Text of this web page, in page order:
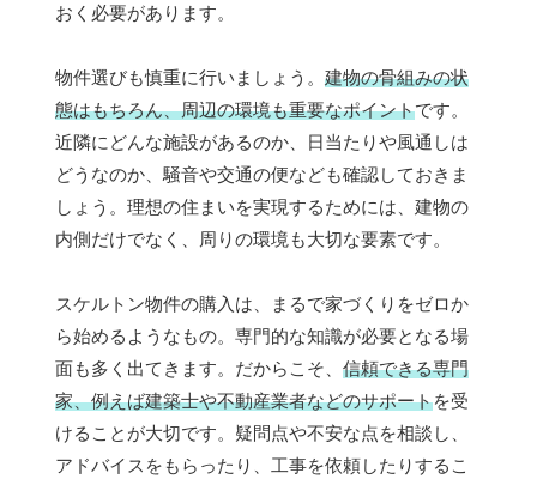
おく必要があります。
物件選びも慎重に行いましょう。 建物の骨組みの状
態はもちろん、周辺の環境も重要なポイントです。
近隣にどんな施設があるのか、日当たりや風通しは
どうなのか、騒音や交通の便なども確認しておきま
しょう。理想の住まいを実現するためには、建物の
内側だけでなく、周りの環境も大切な要素です。
スケルトン物件の購入は、まるで家づくりをゼロか
ら始めるようなもの。専門的な知識が必要となる場
面も多く出てきます。だからこそ、 信頼できる専門
家、例えば建築士や不動産業者などのサポートを受
けることが大切です。疑問点や不安な点を相談し、
アドバイスをもらったり、工事を依頼したりするこ